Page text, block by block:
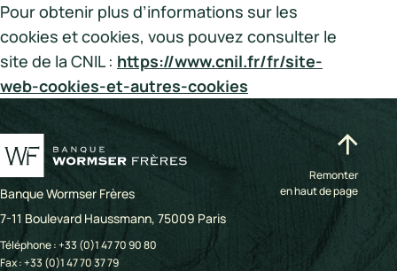
Pour obtenir plus d’informations sur les
cookies et cookies, vous pouvez consulter le
site de la CNIL : https://www.cnil.fr/fr/site-
web-cookies-et-autres-cookies
Banque Wormser Frères
7-11 Boulevard Haussmann, 75009 Paris
Téléphone :+33 (0)1 47 70 90 80
Fax : +33 (0)1 47 70 37 79
Remonter
en haut de page